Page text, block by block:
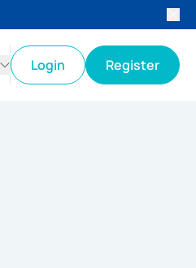
Login Register